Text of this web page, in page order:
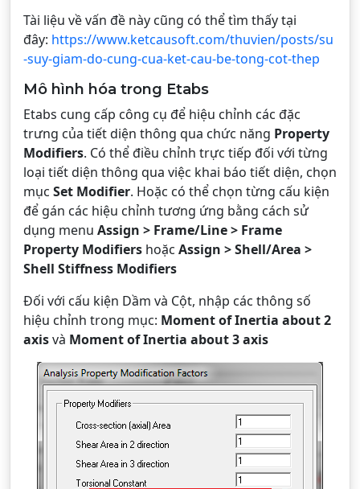
Tài liệu về vấn đề này cũng có thể tìm thấy tại
đây: https://www.ketcausoft.com/thuvien/posts/su
-suy-giam-do-cung-cua-ket-cau-be-tong-cot-thep
Mô hình hóa trong Etabs
Etabs cung cấp công cụ để hiệu chỉnh các đặc
trưng của tiết diện thông qua chức năng Property
Modifiers. Có thể điều chỉnh trực tiếp đối với từng
loại tiết diện thông qua việc khai báo tiết diện, chọn
mục Set Modifier. Hoặc có thể chọn từng cấu kiện
để gán các hiệu chỉnh tương ứng bằng cách sử
dụng menu Assign > Frame/Line > Frame
Property Modifiers hoặc Assign > Shell/Area >
Shell Stiffness Modifiers
Đối với cấu kiện Dầm và Cột, nhập các thông số
hiệu chỉnh trong mục: Moment of Inertia about 2
axisvà Moment of Inertia about 3 axis